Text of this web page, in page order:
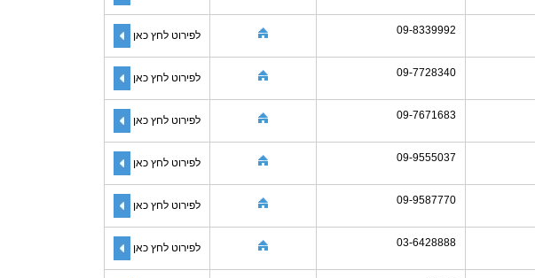
09-8339992 לפירוט לחץ כאן
09-7728340 לפירוט לחץ כאן
09-7671683 לפירוט לחץ כאן
09-9555037 לפירוט לחץ כאן
09-9587770 לפירוט לחץ כאן
03-6428888 לפירוט לחץ כאן